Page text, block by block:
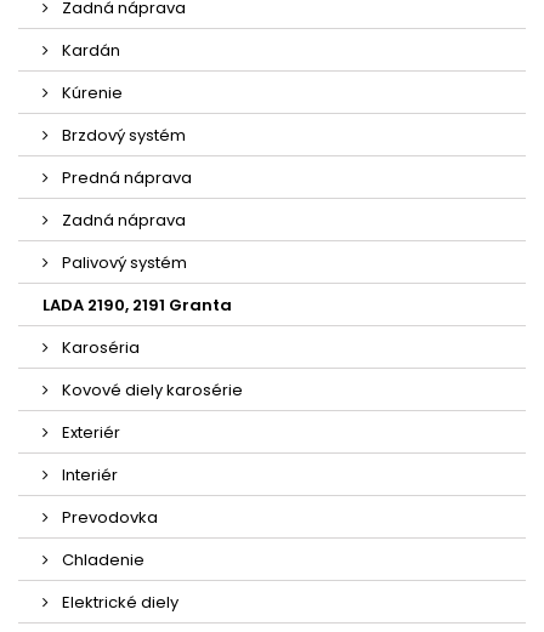
Zadná náprava
Kardán
Kúrenie
Brzdový systém
Predná náprava
Zadná náprava
Palivový systém
LADA 2190, 2191 Granta
Karoséria
Kovové diely karosérie
Exteriér
Interiér
Prevodovka
Chladenie
Elektrické diely